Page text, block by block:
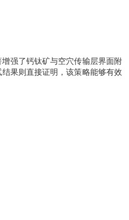
强了钙钛矿与空穴传输层界面附
果则直接证明，该策略能够有效